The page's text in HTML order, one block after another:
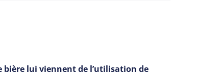
bière lui viennent de l’utilisation de